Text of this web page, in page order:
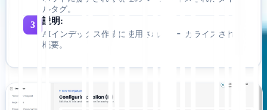
ルタグ。
3 説明:
AIインデックス作成に使用されるローカライズされた
概要。